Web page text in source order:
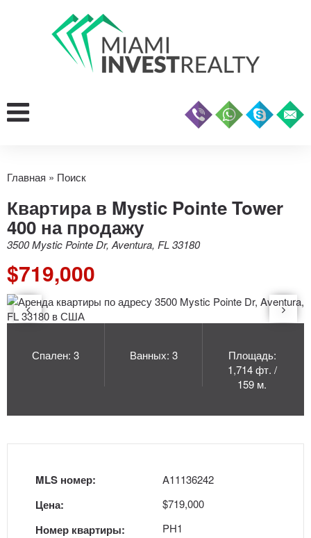
Главная » Поиск
Квартира в Mystic Pointe Tower
400 на продажу
3500 Mystic Pointe Dr, Aventura, FL 33180
$719,000
Спален: 3 Ванных: 3
Площадь:
1,714 фт. /
159 м.
MLS номер:
Цена:
Номер квартиры:
A11136242
$719,000
PH1